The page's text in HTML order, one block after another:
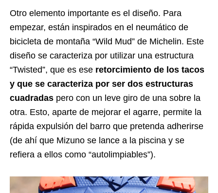
Otro elemento importante es el diseño. Para
empezar, están inspirados en el neumático de
bicicleta de montaña “Wild Mud” de Michelin. Este
diseño se caracteriza por utilizar una estructura
“Twisted”, que es ese retorcimiento de los tacos
y que se caracteriza por ser dos estructuras
cuadradas pero con un leve giro de una sobre la
otra. Esto, aparte de mejorar el agarre, permite la
rápida expulsión del barro que pretenda adherirse
(de ahí que Mizuno se lance a la piscina y se
refiera a ellos como “autolimpiables”).